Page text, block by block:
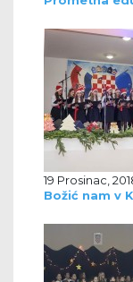
19 Prosinac,
Božić nam v